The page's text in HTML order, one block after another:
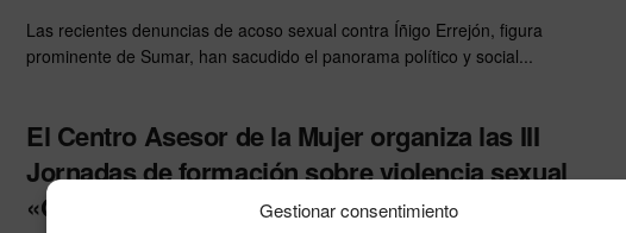
Gestionar consentimiento
Las recientes denuncias de acoso sexual contra Íñigo Errejón, figura
prominente de Sumar, han sacudido el panorama político y social...
El Centro Asesor de la Mujer organiza las III
Jornadas de formación sobre violencia sexual
«Otras Miradas»